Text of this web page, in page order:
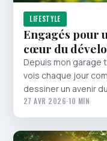
LIFESTYLE
Engagés pour
cœur du
Depuis mon garage
vois chaque jour
dessiner un avenir
27 AVR 2026·10 MIN